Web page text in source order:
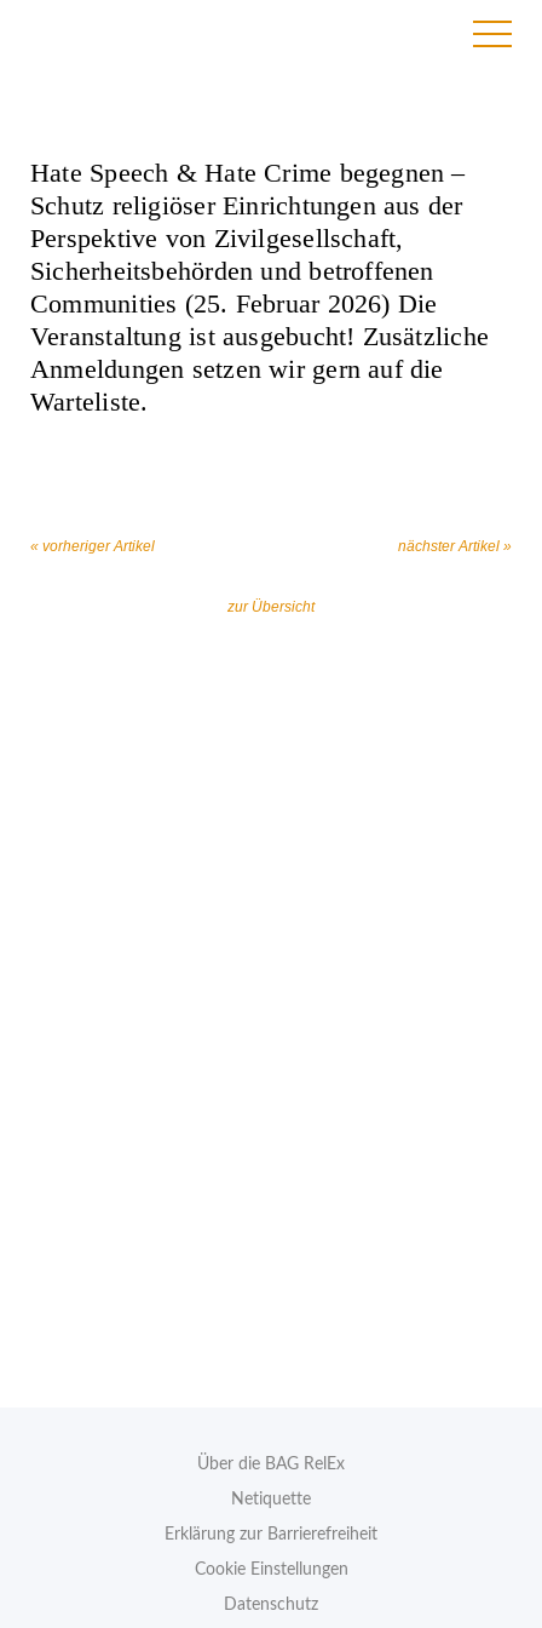
Hate Speech & Hate Crime begegnen –
Schutz religiöser Einrichtungen aus der
Perspektive von Zivilgesellschaft,
Sicherheitsbehörden und betroffenen
Communities (25. Februar 2026) Die
Veranstaltung ist ausgebucht! Zusätzliche
Anmeldungen setzen wir gern auf die
Warteliste.
« vorheriger Artikel
zur Übersicht
nächster Artikel »
Über die BAG RelEx
Netiquette
Erklärung zur Barrierefreiheit
Cookie Einstellungen
Datenschutz